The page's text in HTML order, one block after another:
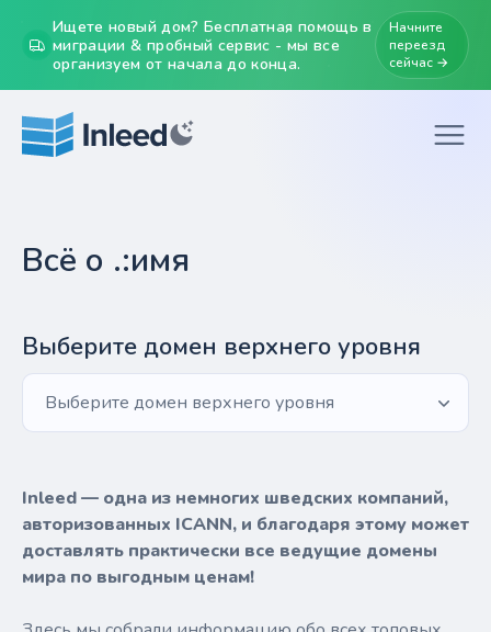
Ищете новый дом? Бесплатная помощь в
миграции & пробный сервис - мы все
организуем от начала до конца.
Начните
переезд
сейчас →
Всё о .:имя
Выберите домен верхнего уровня
Выберите домен верхнего уровня
Inleed — одна из немногих шведских компаний,
авторизованных ICANN, и благодаря этому может
доставлять практически все ведущие домены
мира по выгодным ценам!